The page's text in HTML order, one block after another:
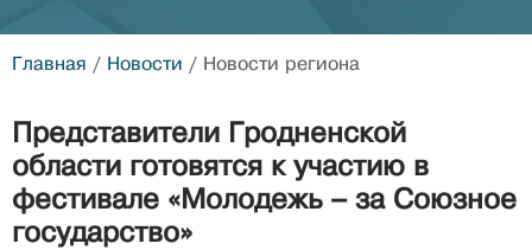
Главная / Новости / Новости региона
Представители Гродненской
области готовятся к участию в
фестивале «Молодежь – за Союзное
государство»